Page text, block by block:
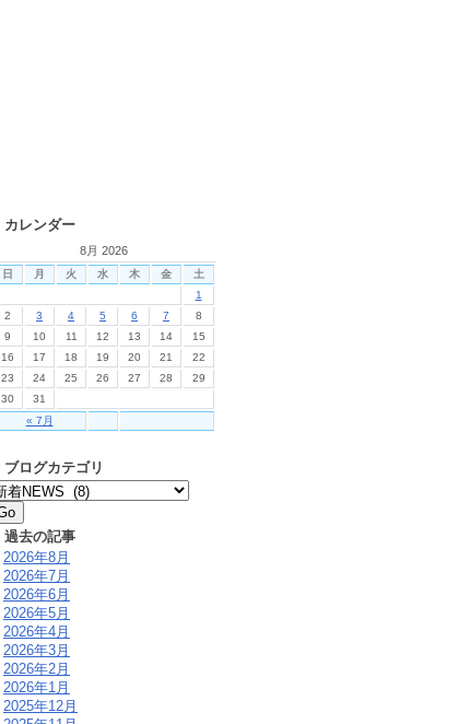
カレンダー
8月 2026
日 月 火 水 木 金 土
« 7月
1
2
3 4 5 6 7
8
9
10 11 12 13 14
15
16
17 18 19 20 21
22
23
24 25 26 27 28
29
30
31
ブログカテゴリ
過去の記事
2026年8月
2026年7月
2026年6月
2026年5月
2026年4月
2026年3月
2026年2月
2026年1月
2025年12月